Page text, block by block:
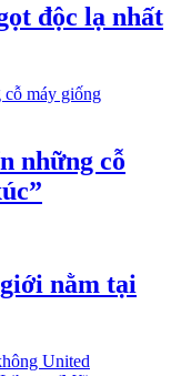
độc lạ nhất
những cỗ
nằm tại